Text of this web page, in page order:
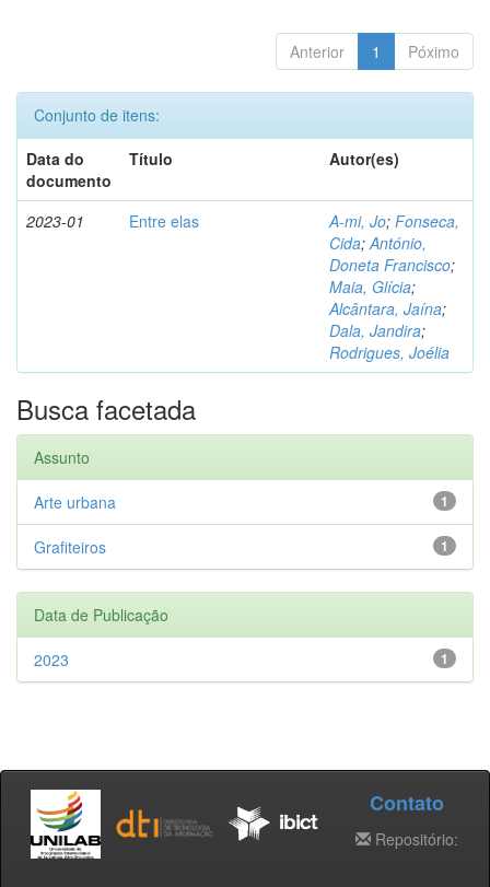
Anterior 1 Póximo
Conjunto de itens:
Data do
documento
Título Autor(es)
2023-01 Entre elas A-mi, Jo; Fonseca,
Cida;António,
Doneta Francisco;
Maia, Glícia;
Alcântara, Jaína;
Dala, Jandira;
Rodrigues, Joélia
Busca facetada
Assunto
1
Arte urbana
1
Grafiteiros
Data de Publicação
1
2023
Contato
Repositório: